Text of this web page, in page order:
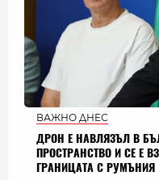
ВАЖНО ДНЕС
ДРОН Е НАВЛЯЗЪЛ В
ПРОСТРАНСТВО И СЕ Е
ГРАНИЦАТА С РУМЪНИЯ